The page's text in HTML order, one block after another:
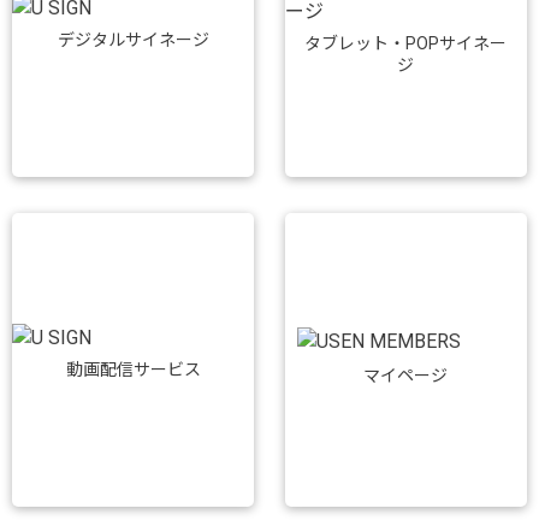
デジタルサイネージ
タブレット・POPサイネー
ジ
動画配信サービス マイページ